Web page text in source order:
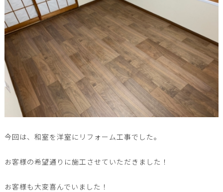
今回は、和室を洋室にリフォーム工事でした。
お客様の希望通りに施工させていただきました！
お客様も大変喜んでいました！